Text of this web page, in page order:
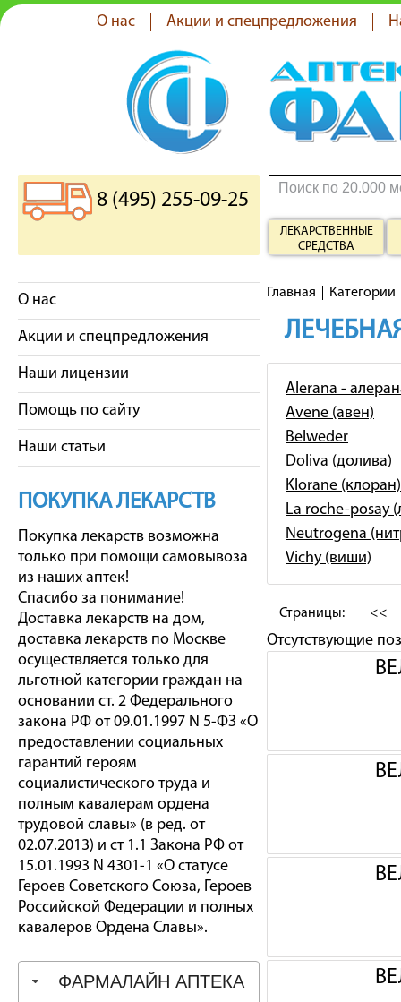
О нас Акции и спецпредложения
8 (495) 255-09-25
ЛЕКАРСТВЕННЫЕ
СРЕДСТВА
О нас
Акции и спецпредложения
Наши лицензии
Помощь по сайту
Наши статьи
ПОКУПКА ЛЕКАРСТВ
Покупка лекарств возможна
только при помощи самовывоза
из наших аптек!
Спасибо за понимание!
Доставка лекарств на дом,
доставка лекарств по Москве
осуществляется только для
льготной категории граждан на
основании ст. 2 Федерального
закона РФ от 09.01.1997 N 5-ФЗ «О
предоставлении социальных
гарантий героям
социалистического труда и
полным кавалерам ордена
трудовой славы» (в ред. от
02.07.2013) и ст 1.1 Закона РФ от
15.01.1993 N 4301-1 «О статусе
Героев Советского Союза, Героев
Российской Федерации и полных
кавалеров Ордена Славы».
ФАРМАЛАЙН АПТЕКА
Главная Категории
Alerana -
Avene (авен)
Belweder
Doliva (долива)
Klorane (клоран)
La roche-posay
Neutrogena
Vichy (виши)
Страницы: <<
Отсутствующие